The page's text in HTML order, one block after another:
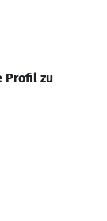
Profil zu